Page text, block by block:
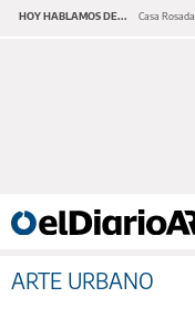
HOY HABLAMOS DE... Casa Rosada
ARTE URBANO